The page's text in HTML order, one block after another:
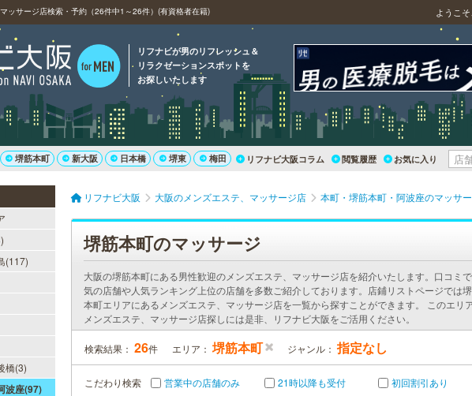
ッサージ店検索・予約（26件中1～26件）(有資格者在籍) ようこそ、
リフナビが男のリフレッシュ＆
リラクゼーションスポットを
お探しいたします
堺筋本町 新大阪 日本橋 堺東 梅田 リフナビ大阪コラム 閲覧履歴 お気に入り
(117)
橋(3)
波座(97)
リフナビ大阪 大阪のメンズエステ、マッサージ店 本町・堺筋本町・阿波座のマッサ
堺筋本町のマッサージ
大阪の堺筋本町にある男性歓迎のメンズエステ、マッサージ店を紹介いたします。口コミで
気の店舗や人気ランキング上位の店舗を多数ご紹介しております。店鋪リストページでは
本町エリアにあるメンズエステ、マッサージ店を一覧から探すことができます。 このエリ
メンズエステ、マッサージ店探しには是非、リフナビ大阪をご活用ください。
検索結果： 26件 エリア： 堺筋本町 ジャンル： 指定なし
こだわり検索 営業中の店舗のみ 21時以降も受付 初回割引あり